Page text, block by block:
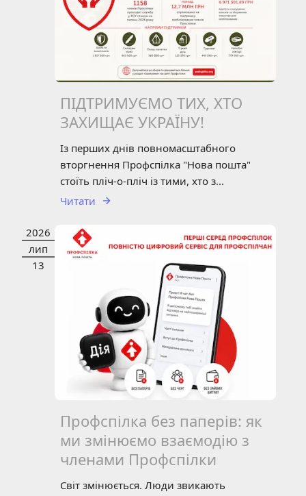
ПІДТРИМУЄМО ТИХ, ХТО
ЗАХИЩАЄ УКРАЇНУ!
Із перших днів повномасштабного
вторгнення Профспілка "Нова пошта"
стоїть пліч-о-пліч із тими, хто з...
Читати
2026
лип
13
НОВИНИ ЗВІТНІСТЬ СТАТТЯ
Профспілка без паперів: як
ми змінюємо взаємодію з
членами Профспілки
Світ змінюється. Люди звикають